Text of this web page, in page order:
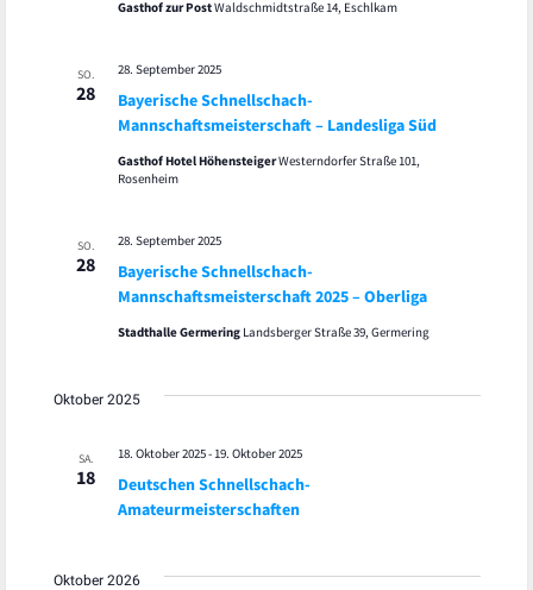
Gasthof zur PostWaldschmidtstraße 14, Eschlkam
SO.
28
Bayerische Schnellschach-
Mannschaftsmeisterschaft – Landesliga Süd
28. September 2025
Gasthof Hotel HöhensteigerWesterndorfer Straße 101,
Rosenheim
SO.
28
Bayerische Schnellschach-
Mannschaftsmeisterschaft 2025 – Oberliga
28. September 2025
Stadthalle Germering Landsberger Straße 39, Germering
Oktober 2025
SA.
18
Deutschen Schnellschach-
Amateurmeisterschaften
18. Oktober 2025- 19. Oktober 2025
Oktober 2026